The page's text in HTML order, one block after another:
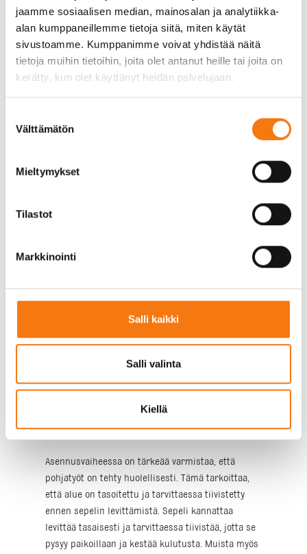
jaamme sosiaalisen median, mainosalan ja analytiikka-
alan kumppaneillemme tietoja siitä, miten käytät
sivustoamme. Kumppanimme voivat yhdistää näitä
tietoja muihin tietoihin, joita olet antanut heille tai joita on
kerätty, kun olet käyttänyt heidän palvelujaan.
valinta
Välttämätön
Mieltymykset
Tilastot
Markkinointi
Salli kaikki
Salli valinta
Kiellä
tarjoaa vakaan ja kestävän pinnan, joka kestää
hyvin raskasta liikennettä ja säilyttää muotonsa
pitkään. Lisäksi sepeli on erinomainen valinta
polkujen ja kävelyteiden rakentamiseen, sillä se
tarjoaa hyvän pidon ja estää liukastumisia.
kuivatusratkaisut. Sepelin erinomainen
kertymisen ja auttaa pitämään pihan kuivana.
kukkapenkeissä ja istutusalueilla, mikä antaa
Vinkkejä sepelin valintaan ja
asennukseen
Kun valitset sepeliä piharakentamiseen, on tärkeää
ottaa huomioon käyttökohde ja tarvittava määrä.
joten valitse sellainen, joka sopii parhaiten pihasi
tarpeisiin ja ulkonäköön. Esimerkiksi
Asennusvaiheessa on tärkeää varmistaa, että
pohjatyöt on tehty huolellisesti. Tämä tarkoittaa,
että alue on tasoitettu ja tarvittaessa tiivistetty
ennen sepelin levittämistä. Sepeli kannattaa
levittää tasaisesti ja tarvittaessa tiivistää, jotta se
pysyy paikoillaan ja kestää kulutusta. Muista myös